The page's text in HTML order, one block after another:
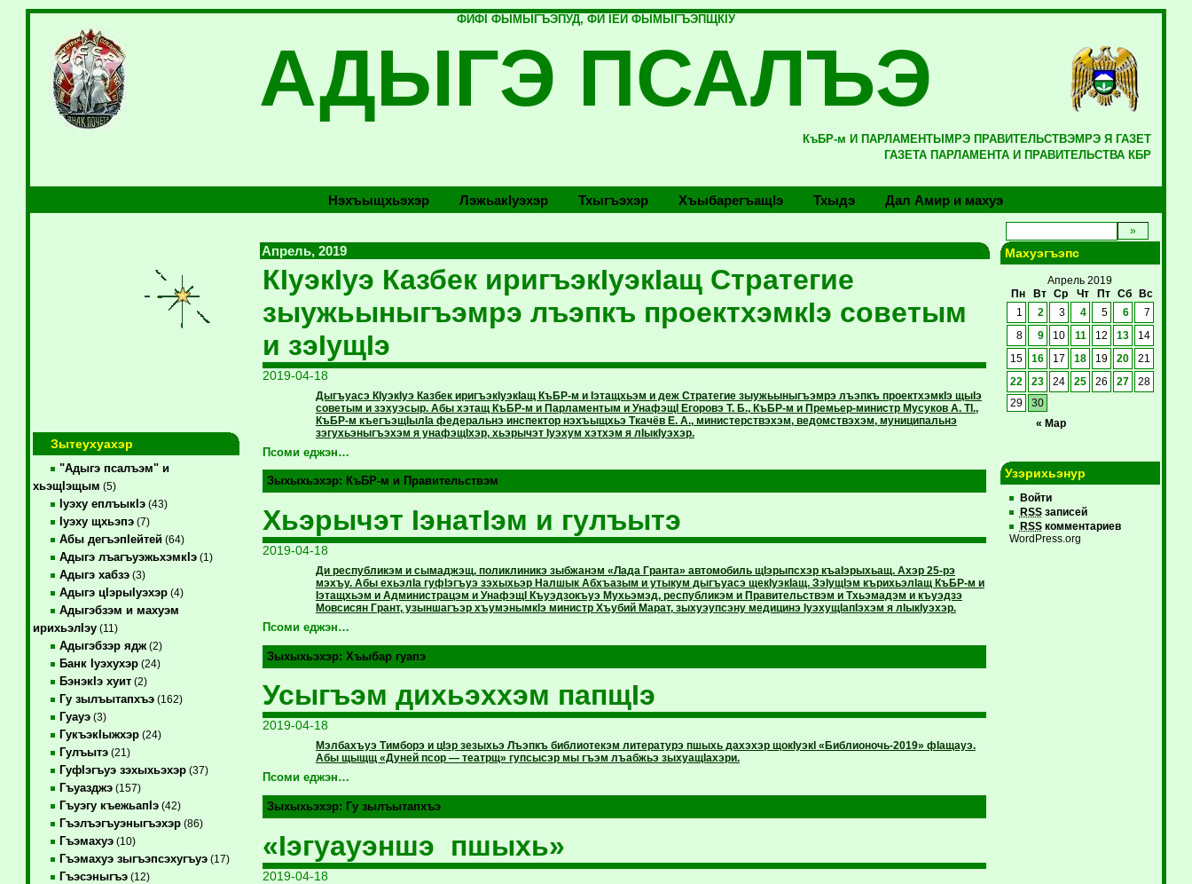
ФИФI ФЫМЫГЪЭПУД, ФИ IЕЙ ФЫМЫГЪЭПЩКIУ
АДЫГЭ ПСАЛЪЭ
КъБР-м И ПАРЛАМЕНТЫМРЭ ПРАВИТЕЛЬСТВЭМРЭ Я ГАЗЕТ
ГАЗЕТА ПАРЛАМЕНТА И ПРАВИТЕЛЬСТВА КБР
Нэхъыщхьэхэр Лэжьакlуэхэр Тхыгъэхэр Хъыбарегъащlэ Тхыдэ Дал Амир и махуэ
Зытеухуахэр
"Адыгэ псалъэм" и
хьэщIэщым (5)
Iуэху еплъыкIэ(43)
Iуэху щхьэпэ(7)
Абы дегъэпIейтей(64)
Адыгэ лъагъуэжьхэмкIэ(1)
Адыгэ хабзэ(3)
Адыгэ цIэрыIуэхэр(4)
Адыгэбзэм и махуэм
ирихьэлIэу(11)
Адыгэбзэр ядж(2)
Банк Iуэхухэр(24)
БэнэкIэ хуит(2)
Гу зылъытапхъэ(162)
Гуауэ(3)
ГукъэкIыжхэр(24)
Гулъытэ(21)
ГуфIэгъуэ зэхыхьэхэр(37)
Гъуазджэ(157)
Гъуэгу къежьапIэ(42)
Гъэлъэгъуэныгъэхэр(86)
Гъэмахуэ(10)
Гъэмахуэ зыгъэпсэхугъуэ(17)
Гъэсэныгъэ(12)
Апрель, 2019
КIуэкIуэ Казбек иригъэкIуэкIащ Стратегие
зыужьыныгъэмрэ лъэпкъ проектхэмкIэ советым
и зэIущIэ
2019-04-18
Дыгъуасэ КIуэкIуэ Казбек иригъэкIуэкIащ КъБР-м и Iэтащхьэм и деж Стратегие зыужьыныгъэмрэ лъэпкъ проектхэмкIэ щыIэ
советым и зэхуэсыр. Абы хэтащ КъБР-м и Парламентым и УнафэщI Егоровэ Т. Б., КъБР-м и Премьер-министр Мусуков А. ТI.,
КъБР-м къегъэщIылIа федеральнэ инспектор нэхъыщхьэ Ткачёв Е. А., министерствэхэм, ведомствэхэм, муниципальнэ
зэгухьэныгъэхэм я унафэщIхэр, хьэрычэт Iуэхум хэтхэм я лIыкIуэхэр.
Псоми еджэн…
Зыхыхьэхэр: КъБР-м и Правительствэм
Хьэрычэт IэнатIэм и гулъытэ
2019-04-18
Ди республикэм и сымаджэщ, поликлиникэ зыбжанэм «Лада Гранта» автомобиль щIэрыпсхэр къаIэрыхьащ. Ахэр 25-рэ
мэхъу. Абы ехьэлIа гуфIэгъуэ зэхыхьэр Налшык Абхъазым и утыкум дыгъуасэ щекIуэкIащ. ЗэIущIэм кърихьэлIащ КъБР-м и
Iэтащхьэм и Администрацэм и УнафэщI Къуэдзокъуэ Мухьэмэд, республикэм и Правительствэм и Тхьэмадэм и къуэдзэ
Мовсисян Грант, узыншагъэр хъумэнымкIэ министр Хъубий Марат, зыхуэупсэну медицинэ IуэхущIапIэхэм я лIыкIуэхэр.
Псоми еджэн…
Зыхыхьэхэр: Хъыбар гуапэ
Усыгъэм дихьэххэм папщIэ
2019-04-18
Мэлбахъуэ Тимборэ и цIэр зезыхьэ Лъэпкъ библиотекэм литературэ пшыхь дахэхэр щокIуэкI «Библионочь-2019» фIащауэ.
Абы щыщщ «Дуней псор — театрщ» гупсысэр мы гъэм лъабжьэ зыхуащIахэри.
Псоми еджэн…
Зыхыхьэхэр: Гу зылъытапхъэ
«Iэгуауэншэ пшыхь»
2019-04-18
Махуэгъэпс
Апрель 2019
Пн
Вт Ср Чт Пт Сб Вс
« Мар
1 2 3 4 5 6 7
8 9 10 11 12 13 14
15 16 17 18 19 20 21
22 23 24 25 26 27
28
29
30
Узэрихьэнур
Войти
RSSзаписей
RSSкомментариев
WordPress.org